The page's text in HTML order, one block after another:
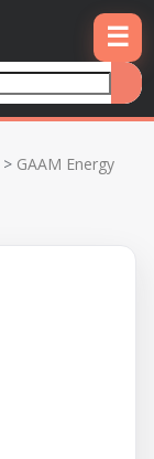
☰
> GAAM Energy